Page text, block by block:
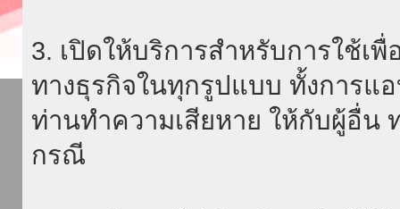
3. เปิดให้บริการสำหรับการใช้เ
ทางธุรกิจในทุกรูปแบบ ทั้งการแ
ท่านทำความเสียหาย ให้กับผู้อื่น
กรณี